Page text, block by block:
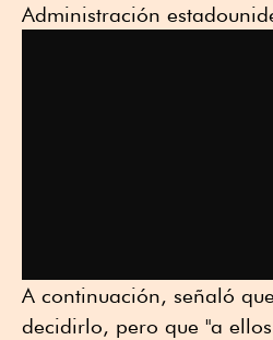
Administración
A continuación, señaló
decidirlo, pero que "a